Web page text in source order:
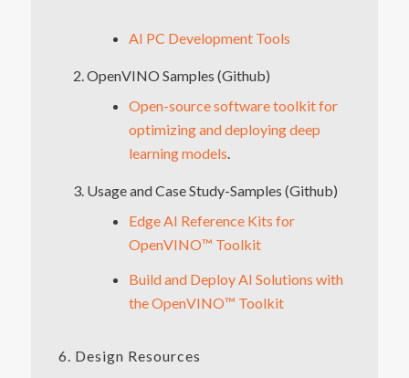
AI PC Development Tools
OpenVINO Samples (Github)
Open-source software toolkit for
optimizing and deploying deep
learning models.
Usage and Case Study-Samples (Github)
Edge AI Reference Kits for
OpenVINO™ Toolkit
Build and Deploy AI Solutions with
the OpenVINO™ Toolkit
6. Design Resources